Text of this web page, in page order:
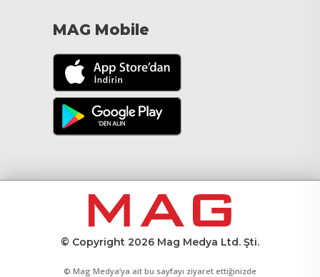
MAG Mobile
© Copyright 2026 Mag Medya Ltd. Şti.
© Mag Medya’ya ait bu sayfayı ziyaret ettiğinizde